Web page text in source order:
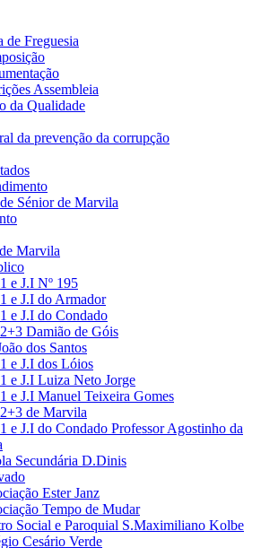
de Freguesia
Assembleia
da Qualidade
da prevenção da corrupção
Sénior de Marvila
Marvila
e J.I Nº 195
e J.I do Armador
e J.I do Condado
Damião de Góis
dos Santos
e J.I dos Lóios
e J.I Luiza Neto Jorge
e J.I Manuel Teixeira Gomes
de Marvila
e J.I do Condado Professor Agostinho da
Secundária D.Dinis
Ester Janz
Tempo de Mudar
Social e Paroquial S.Maximiliano Kolbe
Cesário Verde